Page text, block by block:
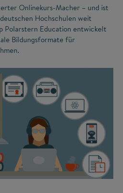
Onlinekurs-Macher – und ist
Hochschulen weit
Polarstern Education entwickelt
Bildungsformate für